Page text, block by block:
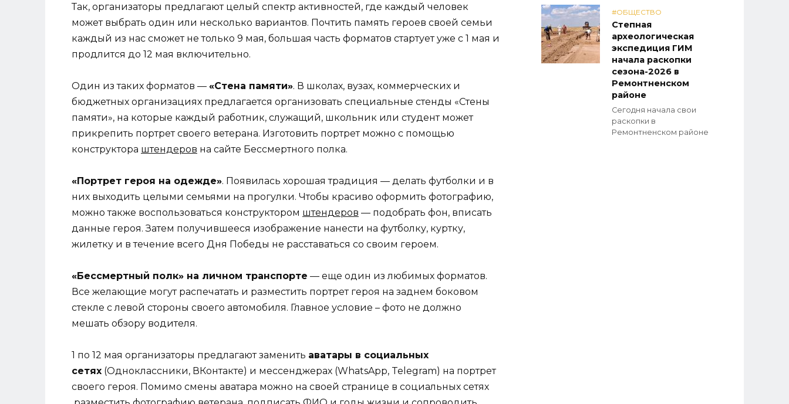
Так, организаторы предлагают целый спектр активностей, где каждый человек
может выбрать один или несколько вариантов. Почтить память героев своей семьи
каждый из нас сможет не только 9 мая, большая часть форматов стартует уже с 1 мая и
продлится до 12 мая включительно.
Один из таких форматов — «Стена памяти». В школах, вузах, коммерческих и
бюджетных организациях предлагается организовать специальные стенды «Стены
памяти», на которые каждый работник, служащий, школьник или студент может
прикрепить портрет своего ветерана. Изготовить портрет можно с помощью
конструктора штендеров на сайте Бессмертного полка.
«Портрет героя на одежде». Появилась хорошая традиция — делать футболки и в
них выходить целыми семьями на прогулки. Чтобы красиво оформить фотографию,
можно также воспользоваться конструктором штендеров — подобрать фон, вписать
данные героя. Затем получившееся изображение нанести на футболку, куртку,
жилетку и в течение всего Дня Победы не расставаться со своим героем.
«Бессмертный полк» на личном транспорте — еще один из любимых форматов.
Все желающие могут распечатать и разместить портрет героя на заднем боковом
стекле с левой стороны своего автомобиля. Главное условие – фото не должно
мешать обзору водителя.
1 по 12 мая организаторы предлагают заменить аватары в социальных
сетях (Одноклассники, ВКонтакте) и мессенджерах (WhatsApp, Telegram) на портрет
своего героя. Помимо смены аватара можно на своей странице в социальных сетях
#ОБЩЕСТВО
Степная
археологическая
экспедиция ГИМ
начала раскопки
сезона-2026 в
Ремонтненском
районе
Сегодня начала свои
раскопки в
Ремонтненском районе